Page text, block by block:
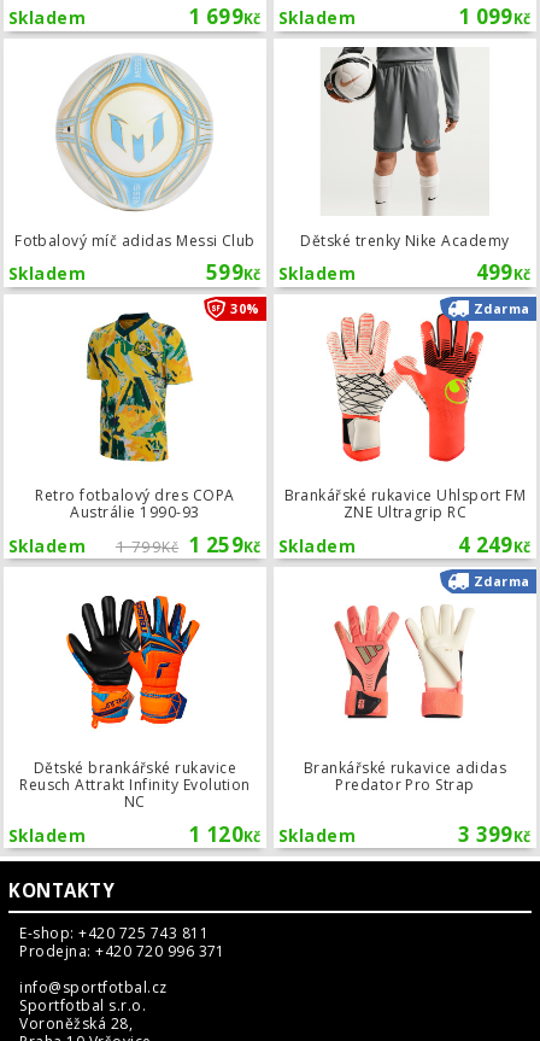
1 699Kč
Skladem 1 099Kč
Skladem
Fotbalový míč adidas Messi Club
599Kč
Skladem
Fotbalový míč adidas Messi Club
Dětské trenky Nike Academy
499Kč
Skladem
Retro fotbalový dres COPA
Austrálie 1990-93
1 799Kč 1 259Kč
Skladem
30% Retro fotbalový dres COPA
Brankářské rukavice Uhlsport FM
ZNE Ultragrip RC
4 249Kč
Skladem
Zdarma
Dětské brankářské rukavice
Reusch Attrakt Infinity Evolution
NC
1 120Kč
Skladem
Dětské brankářské rukavice
Brankářské rukavice adidas
Predator Pro Strap
3 399Kč
Skladem
Zdarma
KONTAKTY
E-shop: +420 725 743 811
Prodejna: +420 720 996 371
info@sportfotbal.cz
Sportfotbal s.r.o.
Voroněžská 28,